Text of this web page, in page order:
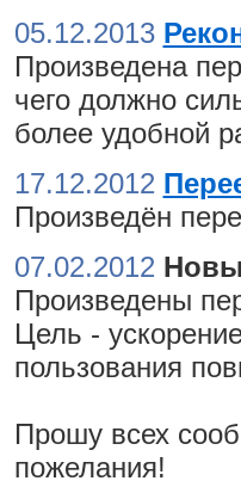
05.12.2013
Произведена
чего должно
более удобной
17.12.2012
Произведён
07.02.2012
Произведены
Цель -
пользования
Прошу всех
пожелания!